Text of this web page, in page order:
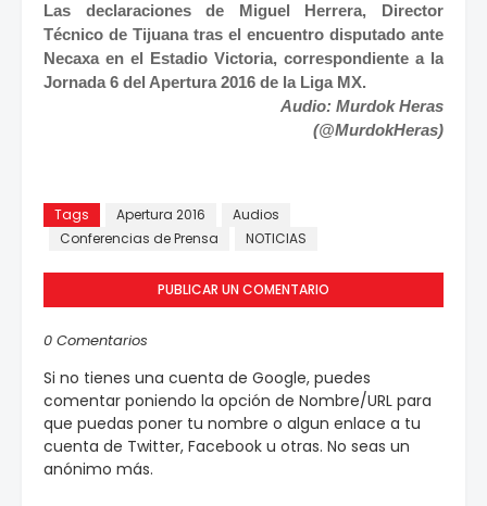
Las declaraciones de Miguel Herrera, Director
Técnico de Tijuana tras el encuentro disputado ante
Necaxa en el Estadio Victoria, correspondiente a la
Jornada 6 del Apertura 2016 de la Liga MX.
Audio: Murdok Heras
(@MurdokHeras)
Tags Apertura 2016
Audios
Conferencias de Prensa
NOTICIAS
PUBLICAR UN COMENTARIO
0 Comentarios
Si no tienes una cuenta de Google, puedes
comentar poniendo la opción de Nombre/URL para
que puedas poner tu nombre o algun enlace a tu
cuenta de Twitter, Facebook u otras. No seas un
anónimo más.